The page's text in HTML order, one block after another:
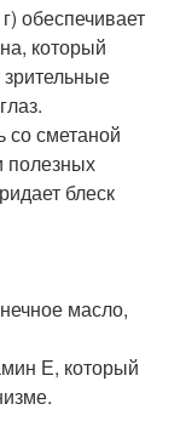
обеспечивает
который
сметаной
полезных
блеск
масло,
Е, который